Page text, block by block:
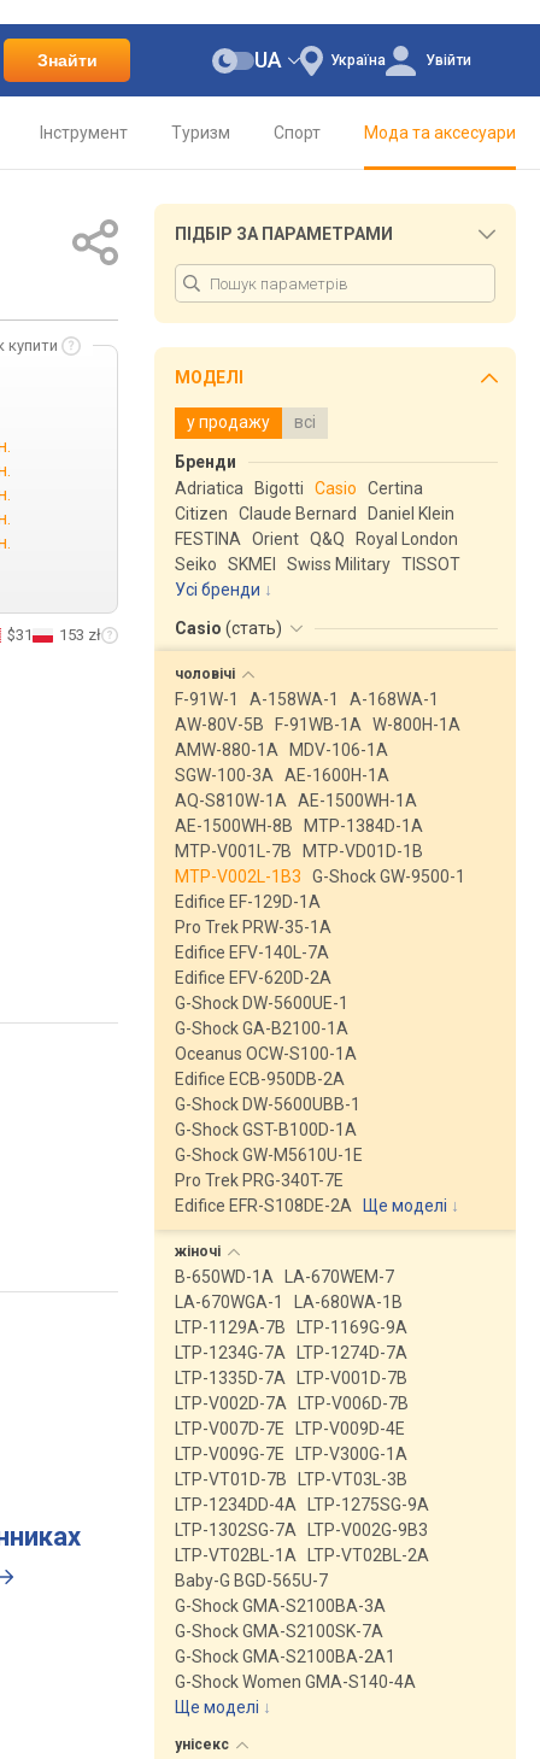
Знайти Україна
UA Увійти
Інструмент Туризм Спорт Мода та аксесуари
купити
$31 153 zł
ПІДБІР ЗА ПАРАМЕТРАМИ
МОДЕЛІ
у продажу всі
Бренди
Adriatica
Bigotti Casio
Certina
Citizen
Claude Bernard
Daniel Klein
FESTINA
Orient Q&Q
Royal London
Seiko
SKMEI Swiss Military TISSOT
Усі бренди
Casio (стать)
чоловічі
F-91W-1 A-158WA-1
A-168WA-1
AW-80V-5B
F-91WB-1A
W-800H-1A
AMW-880-1A
MDV-106-1A
SGW-100-3A
AE-1600H-1A
AQ-S810W-1A
AE-1500WH-1A
AE-1500WH-8B
MTP-1384D-1A
MTP-V001L-7B
MTP-VD01D-1B
MTP-V002L-1B3
G-Shock GW-9500-1
Edifice EF-129D-1A
Pro Trek PRW-35-1A
Edifice EFV-140L-7A
Edifice EFV-620D-2A
G-Shock DW-5600UE-1
G-Shock GA-B2100-1A
Oceanus OCW-S100-1A
Edifice ECB-950DB-2A
G-Shock DW-5600UBB-1
G-Shock GST-B100D-1A
G-Shock GW-M5610U-1E
Pro Trek PRG-340T-7E
Edifice EFR-S108DE-2A
Ще моделі ↓
жіночі
B-650WD-1A
LA-670WEM-7
LA-670WGA-1
LA-680WA-1B
LTP-1129A-7B
LTP-1169G-9A
LTP-1234G-7A
LTP-1274D-7A
LTP-1335D-7A
LTP-V001D-7B
LTP-V002D-7A
LTP-V006D-7B
LTP-V007D-7E
LTP-V009D-4E
LTP-V009G-7E
LTP-V300G-1A
LTP-VT01D-7B
LTP-VT03L-3B
LTP-1234DD-4A
LTP-1275SG-9A
LTP-1302SG-7A
LTP-V002G-9B3
LTP-VT02BL-1A
LTP-VT02BL-2A
Baby-G BGD-565U-7
G-Shock GMA-S2100BA-3A
G-Shock GMA-S2100SK-7A
G-Shock GMA-S2100BA-2A1
G-Shock Women GMA-S140-4A
Ще моделі ↓
унісекс